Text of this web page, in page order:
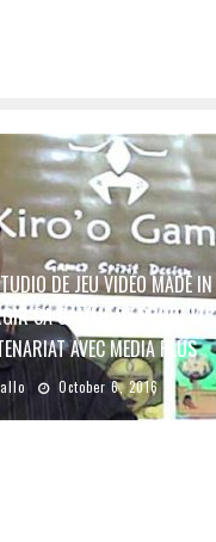
DE JEU VIDÉO MADE IN
SA GAMME DE PRODUITS
AVEC MEDIA PLUS
October 6, 2016